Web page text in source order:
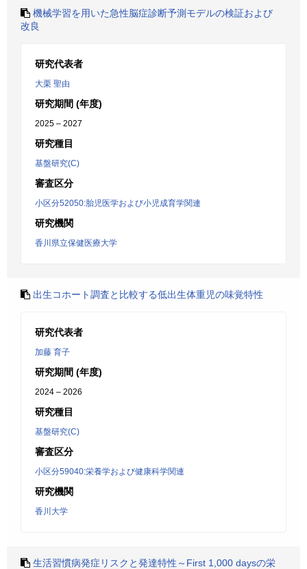
機械学習を用いた急性脳症診断予測モデルの検証および
改良
研究代表者
大栗 聖由
研究期間 (年度)
2025 – 2027
研究種目
基盤研究(C)
審査区分
小区分52050:胎児医学および小児成育学関連
研究機関
香川県立保健医療大学
出生コホート調査と比較する低出生体重児の味覚特性
研究代表者
加藤 育子
研究期間 (年度)
2024 – 2026
研究種目
基盤研究(C)
審査区分
小区分59040:栄養学および健康科学関連
研究機関
香川大学
生活習慣病発症リスクと発達特性～First 1,000 daysの栄